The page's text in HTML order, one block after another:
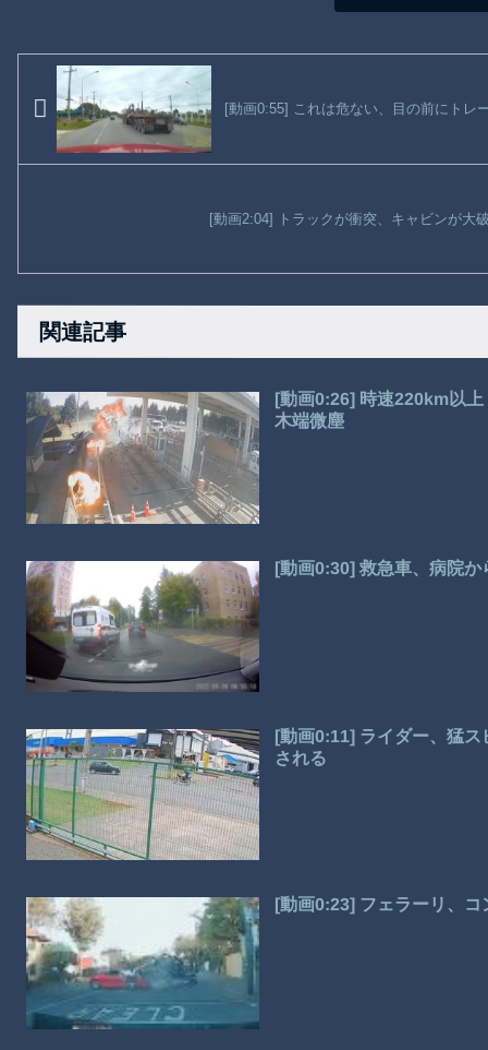
[動画0:55] これは危ない、目の前にトレ
[動画2:04] トラックが衝突、キャビンが大
関連記事
[動画0:26] 時速220km以
木端微塵
[動画0:30] 救急車、病院
[動画0:11] ライダー、猛
される
[動画0:23] フェラーリ、